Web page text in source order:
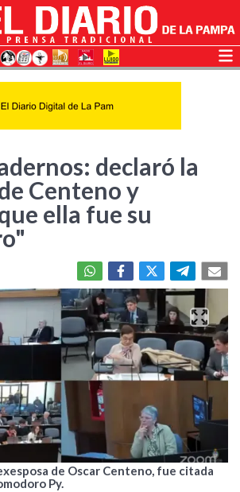
declaró la
Centeno y
ella fue su
de Oscar Centeno, fue citada
Py.